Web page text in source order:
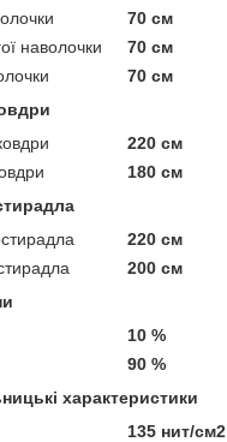
70 см
наволочки
70 см
70 см
220 см
180 см
220 см
200 см
10 %
90 %
характеристики
135 нит/см2